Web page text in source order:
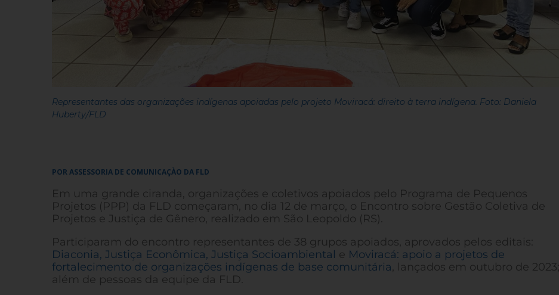
Representantes das organizações indígenas apoiadas pelo projeto Moviracá: direito à terra indígena. Foto: Daniela
Huberty/FLD
POR ASSESSORIA DE COMUNICAÇÀO DA FLD
Em uma grande ciranda, organizações e coletivos apoiados pelo Programa de Pequenos
Projetos (PPP) da FLD começaram, no dia 12 de março, o Encontro sobre Gestão Coletiva de
Projetos e Justiça de Gênero, realizado em São Leopoldo (RS).
Participaram do encontro representantes de 38 grupos apoiados, aprovados pelos editais:
Diaconia, Justiça Econômica, Justiça Socioambiental e Moviracá: apoio a projetos de
fortalecimento de organizações indígenas de base comunitária, lançados em outubro de 2023;
além de pessoas da equipe da FLD.